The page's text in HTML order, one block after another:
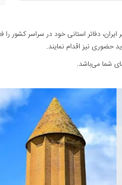
دفاتر استانی خود در سراسر کشور
حضوری نیز اقدام نمایند.